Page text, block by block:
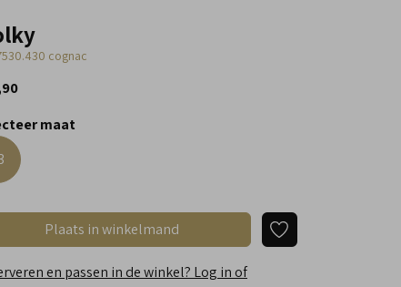
cognac
maat
Plaats in winkelmand
en passen in de winkel? Log in of